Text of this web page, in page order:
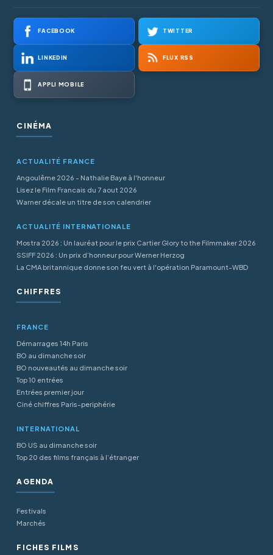
FACEBOOK TWITTER
LINKEDIN FLUX RSS
APPLI MOBILE
CINÉMA
ACTUALITÉ FRANCE
Angoulême 2026 - Nathalie Baye à l'honneur
Lisez le Film Francais du 7 aout 2026
Warner décale un titre de son calendrier
ACTUALITÉ INTERNATIONALE
Mostra 2026 : Un lauréat pour le prix Cartier Glory to the Filmmaker 2026
SSIFF 2026 : Un prix d’honneur pour Werner Herzog
La CMA britannique donne son feu vert à l'opération Paramount-WBD
CHIFFRES
FRANCE
Démarrages 14h Paris
BO au dimanche soir
BO nouveautés au dimanche soir
Top 10 entrées
Entrées premier jour
Ciné chiffres Paris-periphérie
INTERNATIONAL
BO US au dimanche soir
Top 20 des films français à l’étranger
AGENDA
Festivals
Marchés
FICHES FILMS